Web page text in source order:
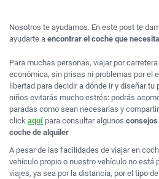
Nosotros te ayudamos. En este post te
ayudarte a encontrar el coche que
Para muchas personas, viajar por
económica, sin prisas ni problemas por el
libertad para decidir a dónde ir y diseñar
niños evitarás mucho estrés: podrás
paradas como sean necesarias y
click aquí para consultar algunos
coche de alquiler
A pesar de las facilidades de viajar en
vehículo propio o nuestro vehículo no está
viajes, ya sea por la distancia, por el tipo